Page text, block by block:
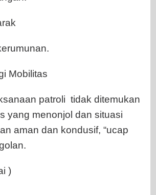
Mobilitas
patroli tidak ditemukan
yang menonjol dan situasi
aman dan kondusif, “ucap
)